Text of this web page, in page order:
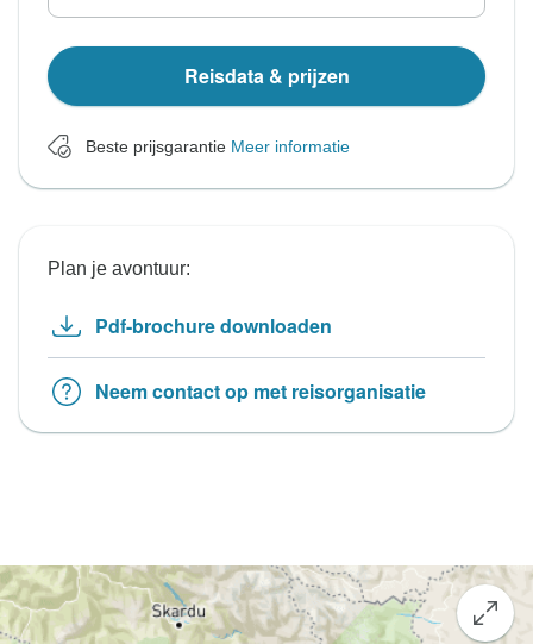
Reisdata & prijzen
Beste prijsgarantie Meer informatie
Plan je avontuur:
Pdf-brochure downloaden
Neem contact op met reisorganisatie